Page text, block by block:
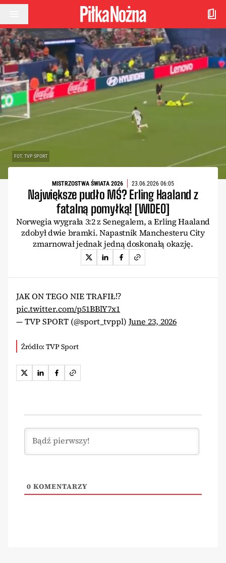
Przejdź do treści
FOT. TVP SPORT
MISTRZOSTWA ŚWIATA 2026 23.06.2026 06:05
Największe pudło MŚ? Erling Haaland z
fatalną pomyłką! [WIDEO]
Norwegia wygrała 3:2 z Senegalem, a Erling Haaland
zdobył dwie bramki. Napastnik Manchesteru City
zmarnował jednak jedną doskonałą okazję.
JAK ON TEGO NIE TRAFIŁ⁉️
pic.twitter.com/p51BBlY7x1
— TVP SPORT (@sport_tvppl) June 23, 2026
Źródło: TVP Sport
0 KOMENTARZY